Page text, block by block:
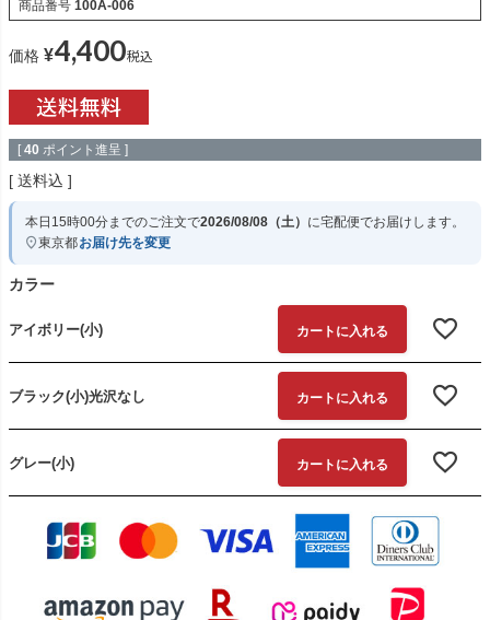
商品番号 100A-006
価格 ¥4,400税込
[ 40 ポイント進呈 ]
送料込
本日 15時00分までのご注文で2026/08/08（土） に宅配便でお届けします。
東京都お届け先を変更
カラー
アイボリー(小) カートに入れる
ブラック(小)光沢なし カートに入れる
グレー(小) カートに入れる